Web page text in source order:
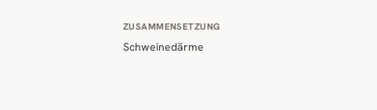
ZUSAMMENSETZUNG
Schweinedärme